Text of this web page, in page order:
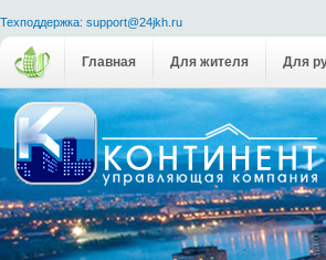
Техподдержка: support@24jkh.ru
Главная Для жителя Для